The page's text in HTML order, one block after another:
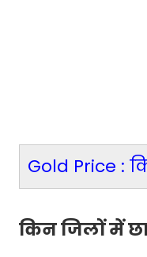
Gold Price :
किन जिलों में